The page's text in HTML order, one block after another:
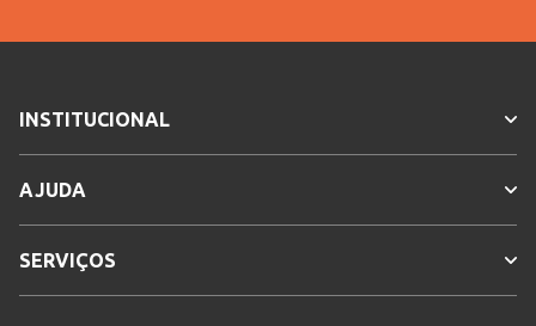
INSTITUCIONAL
AJUDA
SERVIÇOS